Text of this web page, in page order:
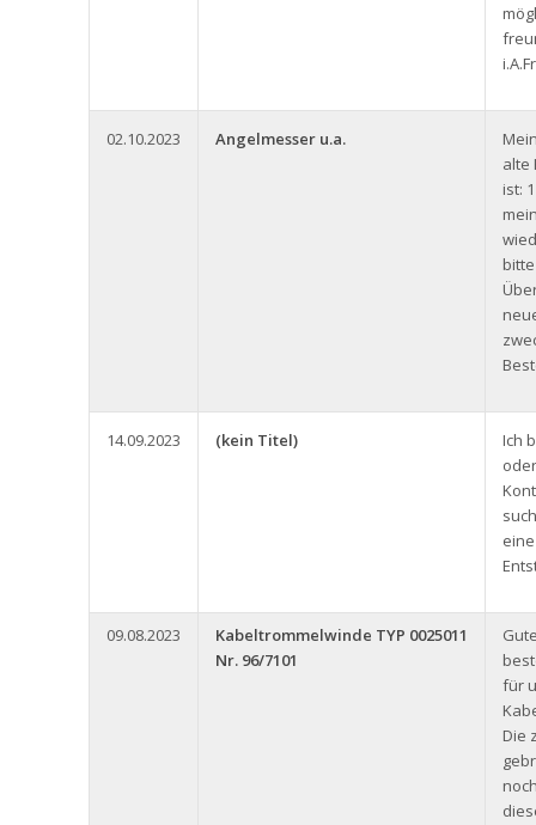
02.10.2023 Angelmesser u.a.
alte
ist:
14.09.2023 (kein Titel)
Ich
09.08.2023
Kabeltrommelwinde TYP 0025011
Nr. 96/7101
für
Die